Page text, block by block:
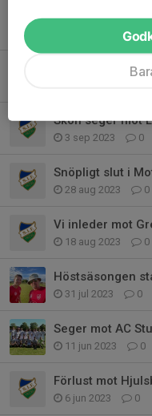
En
0
Rock'n Roll på
Skön seger mot
3 sep 2023 0
Snöpligt slut i
28 aug 2023 0
Vi inleder mot
18 aug 2023 0
Höstsäsongen
31 jul 2023 0
Seger mot AC
11 jun 2023 0
Förlust mot
6 jun 2023 0